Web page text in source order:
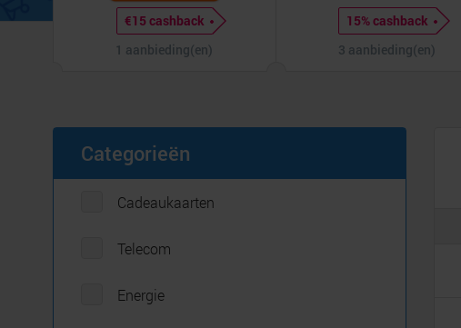
€15 cashback
1 aanbieding(en)
15% cashback
3 aanbieding(en)
Categorieën
Cadeaukaarten
Telecom
Energie